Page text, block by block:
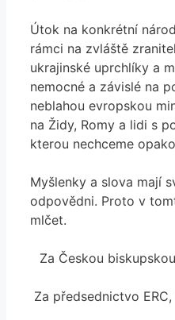
Útok na konkrétní
rámci na zvláště
ukrajinské uprchlíky a
nemocné a závislé na
neblahou evropskou
na Židy, Romy a lidi s
kterou nechceme
Myšlenky a slova mají
odpovědni. Proto v
mlčet.
Za Českou
Za předsednictvo